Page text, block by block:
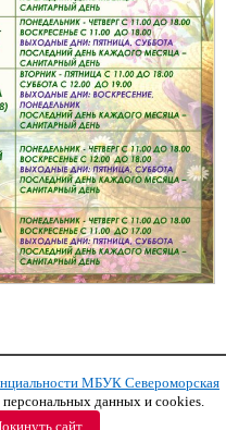
МБУК СЦБС
МБУК Североморская
персональных данных и cookies.
сайт